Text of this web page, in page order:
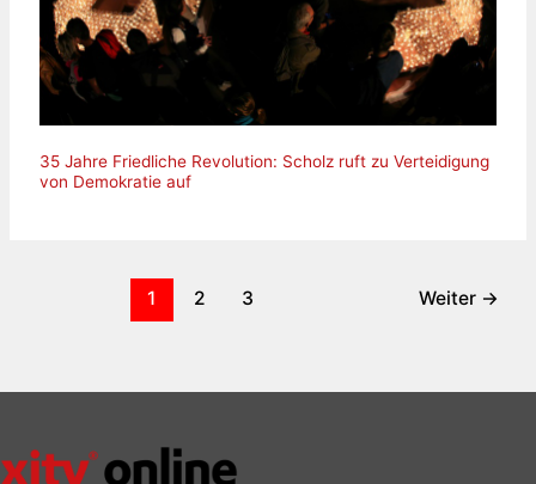
35 Jahre Friedliche Revolution: Scholz ruft zu Verteidigung
von Demokratie auf
1 2 3 Weiter →